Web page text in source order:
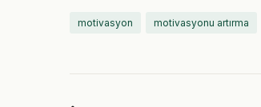
motivasyon motivasyonu artırma